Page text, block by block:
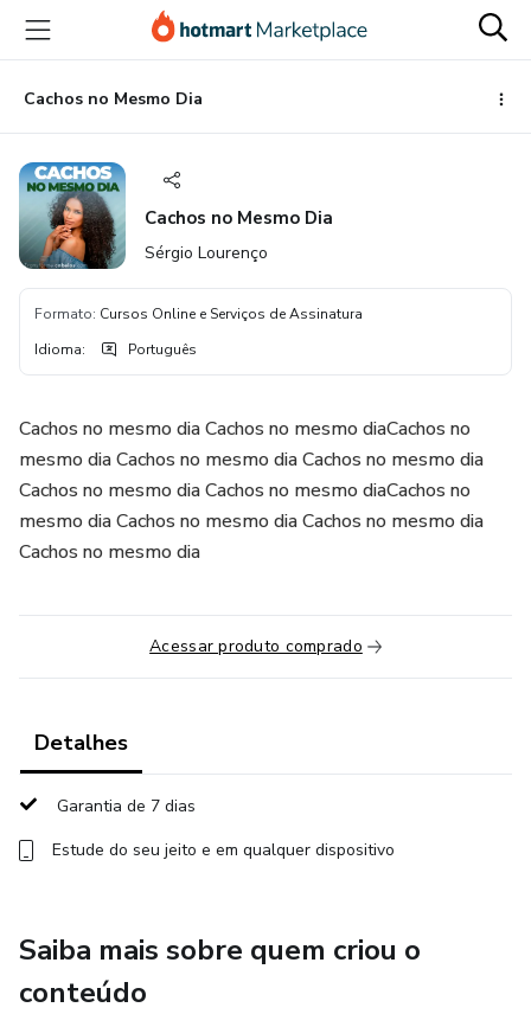
para
conteúdo
principal
para
pagamento
para
rodapé
Cachos no Mesmo Dia
Cachos no Mesmo Dia
Sérgio Lourenço
Formato: Cursos Online e Serviços de Assinatura
Idioma: Português
Cachos no mesmo dia Cachos no mesmo diaCachos no
mesmo dia Cachos no mesmo dia Cachos no mesmo dia
Cachos no mesmo dia Cachos no mesmo diaCachos no
mesmo dia Cachos no mesmo dia Cachos no mesmo dia
Cachos no mesmo dia
Acessar produto comprado
Detalhes
Garantia de 7 dias
Estude do seu jeito e em qualquer dispositivo
Saiba mais sobre quem criou o
conteúdo